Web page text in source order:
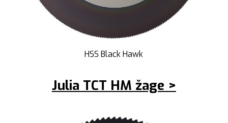
HSS Black Hawk
Julia TCT HM žage >